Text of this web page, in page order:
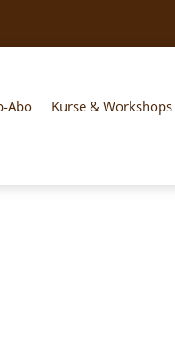
Abo Kurse & Workshops